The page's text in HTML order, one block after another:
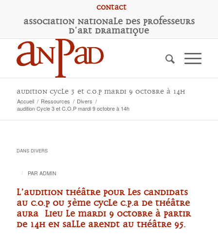
Contact
Association Nationale des Professeurs
d'Art Dramatique
audition Cycle 3 et C.O.P mardi 9 octobre à 14h
Accueil / Ressources / Divers /
audition Cycle 3 et C.O.P mardi 9 octobre à 14h
DANS DIVERS
/ PAR ADMIN
L’audition Théâtre pour les candidats
au C.O.P ou 3ème cycle C.P.A de Théâtre
aura lieu le mardi 9 octobre à partir
de 14h en Salle Arendt au Théâtre 95.